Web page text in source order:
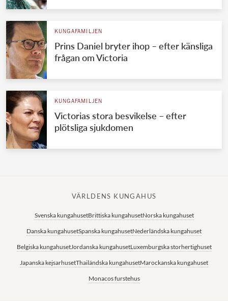
KUNGAFAMILJEN
Prins Daniel bryter ihop – efter känsliga
frågan om Victoria
KUNGAFAMILJEN
Victorias stora besvikelse – efter
plötsliga sjukdomen
VÄRLDENS KUNGAHUS
Svenska kungahusetBrittiska kungahusetNorska kungahuset
Danska kungahusetSpanska kungahusetNederländska kungahuset
Belgiska kungahusetJordanska kungahusetLuxemburgska storhertighuset
Japanska kejsarhusetThailändska kungahusetMarockanska kungahuset
Monacos furstehus